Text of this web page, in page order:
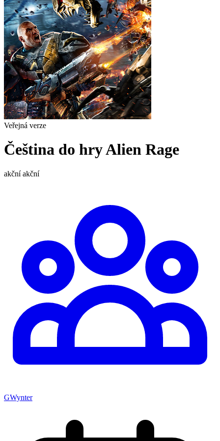
Veřejná verze
Čeština do hry Alien Rage
akční akční
GWynter